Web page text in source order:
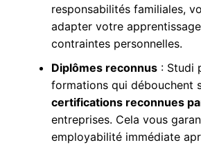
responsabilités familiales,
adapter votre
contraintes personnelles.
Diplômes reconnus: Studi
formations qui débouchent
certifications reconnues
entreprises. Cela vous
employabilité immédiate